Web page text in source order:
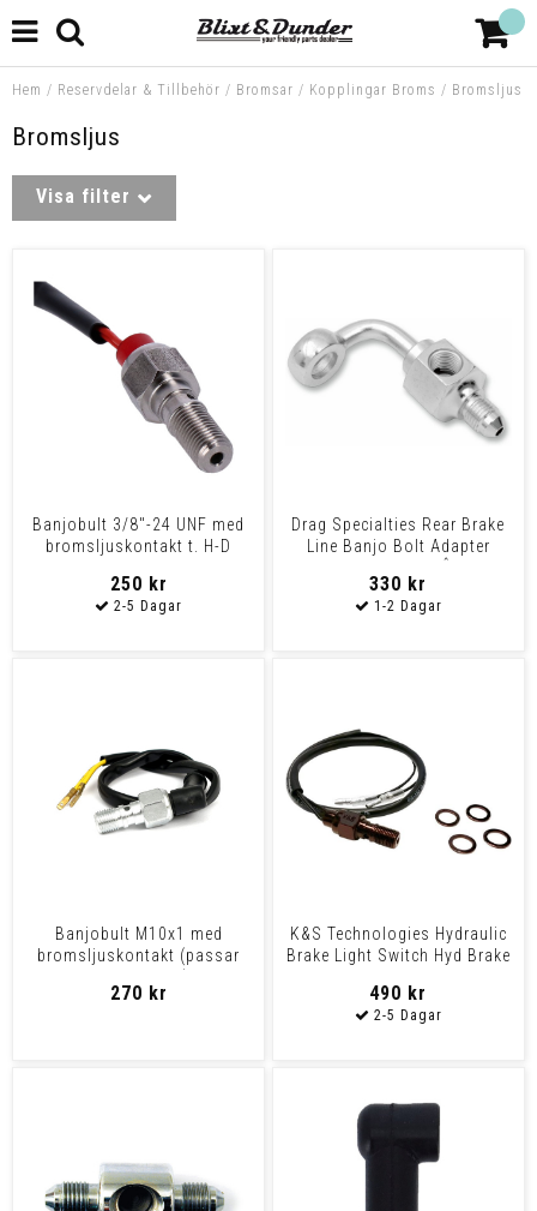
Hem / Reservdelar & Tillbehör / Bromsar / Kopplingar Broms / Bromsljus
Bromsljus
Visa filter
Banjobult 3/8"-24 UNF med
bromsljuskontakt t. H-D
250 kr
Drag Specialties Rear Brake
Line Banjo Bolt Adapter
Chrome An-3 90Â° W
330 kr
Banjobult M10x1 med
bromsljuskontakt (passar
270 kr
K&S Technologies Hydraulic
Brake Light Switch Hyd Brake
490 kr